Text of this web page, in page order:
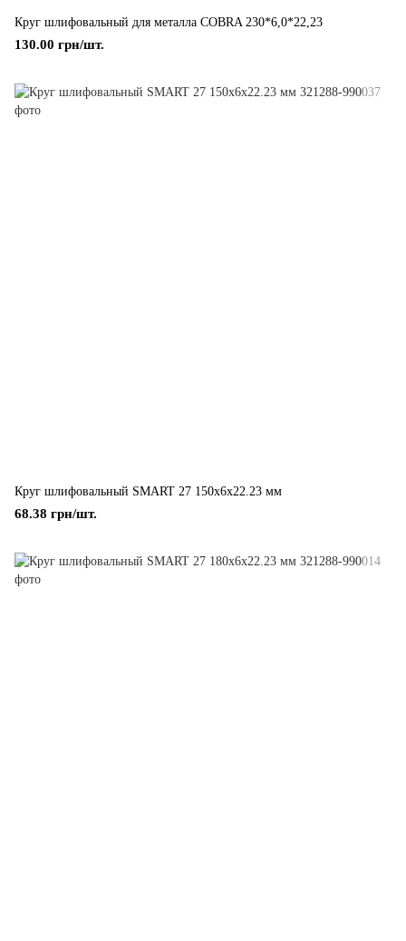
Круг шлифовальный для металла COBRA 230*6,0*22,23
130.00 грн/шт.
Круг шлифовальный SMART 27 150x6x22.23 мм
68.38 грн/шт.